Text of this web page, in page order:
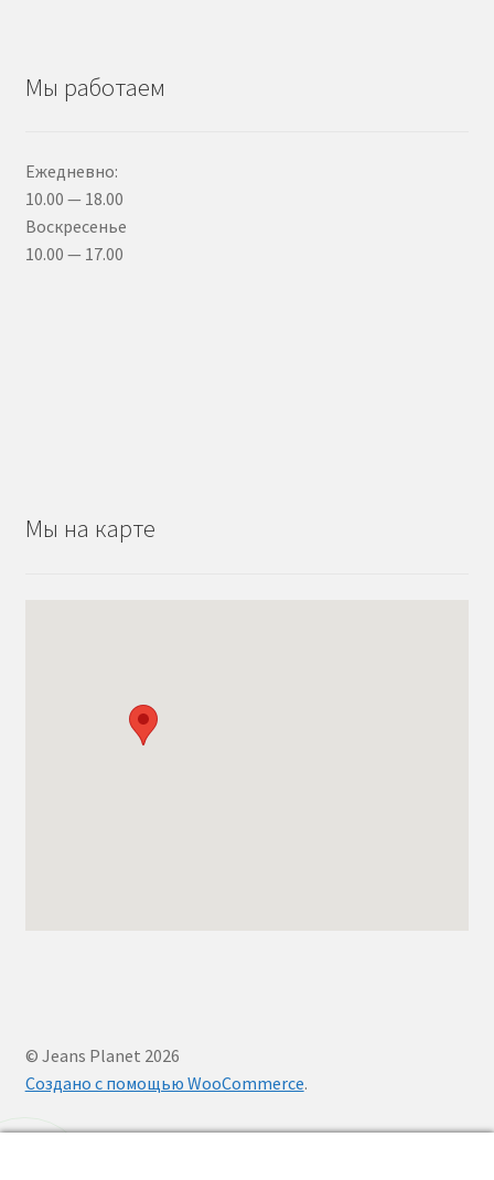
Мы работаем
Ежедневно:
10.00 — 18.00
Воскресенье
10.00 — 17.00
Мы на карте
© Jeans Planet 2026
Создано с помощью WooCommerce.